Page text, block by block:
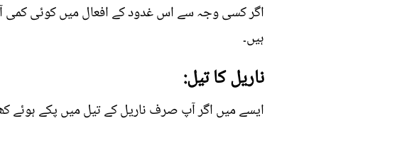
اگر کسی وجہ سے اس غدود کے افعال میں کوئی کمی
ہیں۔
ناریل کا تیل:
ایسے میں اگر آپ صرف ناریل کے تیل میں پکے ہوئے